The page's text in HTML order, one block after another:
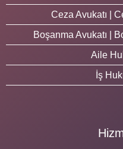
Ceza Avukatı |
Boşanma Avukatı |
Aile
İş